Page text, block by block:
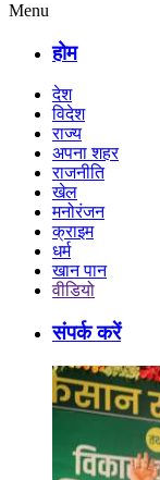
Menu
होम
देश
विदेश
राज्य
अपना शहर
राजनीति
खेल
मनोरंजन
क्राइम
धर्म
खान पान
वीडियो
संपर्क करें